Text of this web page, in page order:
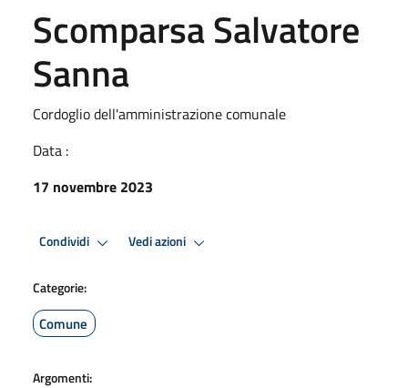
Scomparsa Salvatore
Sanna
Cordoglio dell'amministrazione comunale
Data :
17 novembre 2023
Condividi Vedi azioni
Categorie:
Comune
Argomenti: